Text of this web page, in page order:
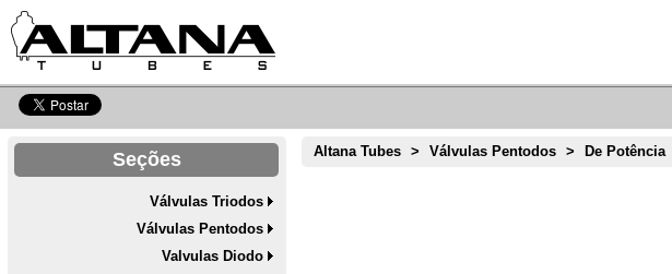
Seções
Válvulas Triodos
Válvulas Pentodos
Valvulas Diodo
Altana Tubes > Válvulas Pentodos > De Potência